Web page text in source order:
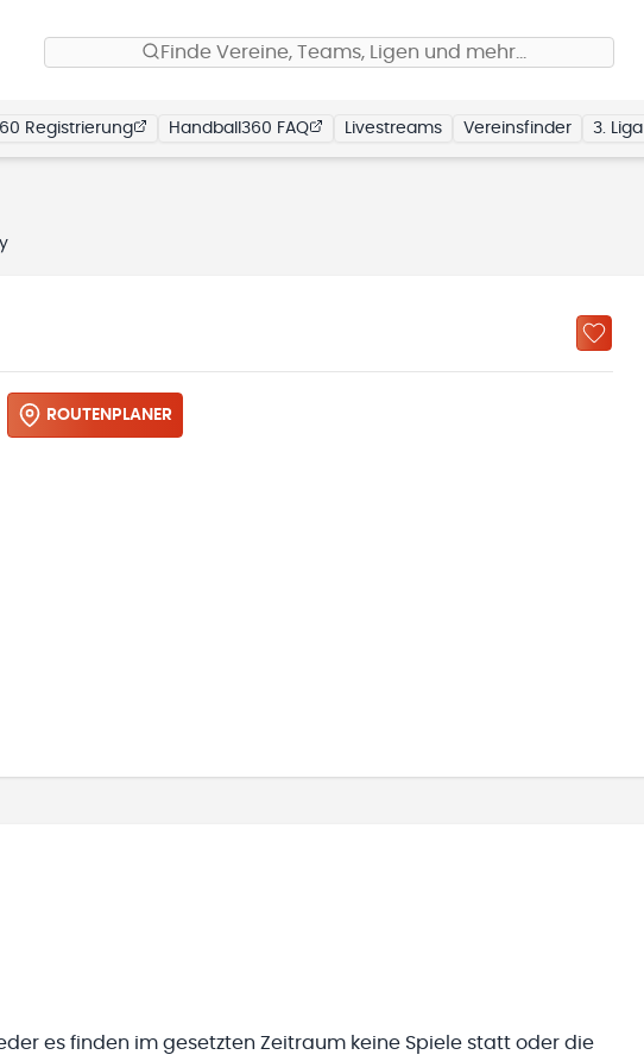
Finde Vereine, Teams, Ligen und mehr…
Registrierung Handball360 FAQ Livestreams Vereinsfinder 3. Liga
ROUTENPLANER
es finden im gesetzten Zeitraum keine Spiele statt oder die